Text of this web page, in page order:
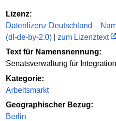
Lizenz:
Datenlizenz Deutschland –
(dl-de-by-2.0)
zum Lizenztext
Text für Namensnennung:
Senatsverwaltung für
Kategorie:
Arbeitsmarkt
Geographischer Bezug:
Berlin